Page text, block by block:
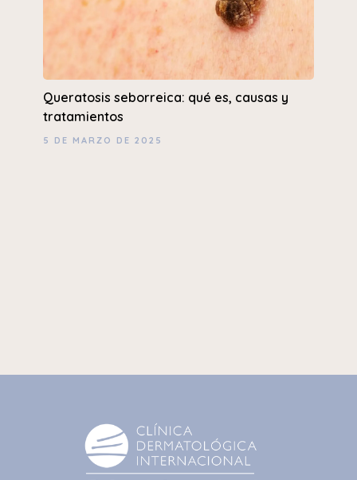
Queratosis seborreica: qué es, causas y
tratamientos
5 DE MARZO DE 2025